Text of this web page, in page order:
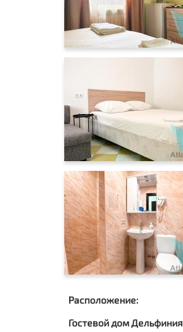
Расположение:
Гостевой дом Дельфиния